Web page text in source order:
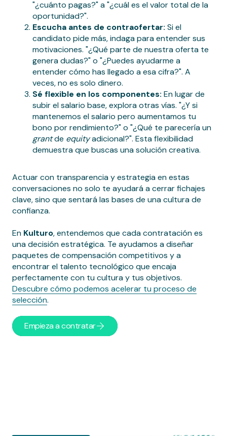
"¿cuánto pagas?" a "¿cuál es el valor total de la
oportunidad?".
Escucha antes de contraofertar: Si el
candidato pide más, indaga para entender sus
motivaciones. "¿Qué parte de nuestra oferta te
genera dudas?" o "¿Puedes ayudarme a
entender cómo has llegado a esa cifra?". A
veces, no es solo dinero.
Sé flexible en los componentes: En lugar de
subir el salario base, explora otras vías. "¿Y si
mantenemos el salario pero aumentamos tu
bono por rendimiento?" o "¿Qué te parecería un
grantde equityadicional?". Esta flexibilidad
demuestra que buscas una solución creativa.
Actuar con transparencia y estrategia en estas
conversaciones no solo te ayudará a cerrar fichajes
clave, sino que sentará las bases de una cultura de
confianza.
En Kulturo, entendemos que cada contratación es
una decisión estratégica. Te ayudamos a diseñar
paquetes de compensación competitivos y a
encontrar el talento tecnológico que encaja
perfectamente con tu cultura y tus objetivos.
Descubre cómo podemos acelerar tu proceso de
selección.
Empieza a contratar